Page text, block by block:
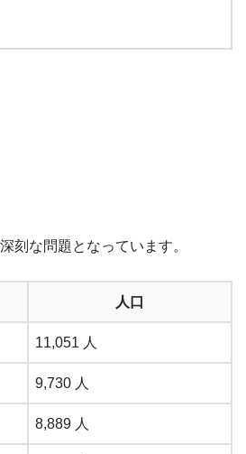
刻な問題となっています。
人口
11,051 人
9,730 人
8,889 人